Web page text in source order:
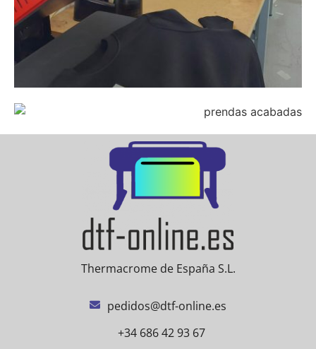
Thermacrome de España S.L.
pedidos@dtf-online.es
+34 686 42 93 67